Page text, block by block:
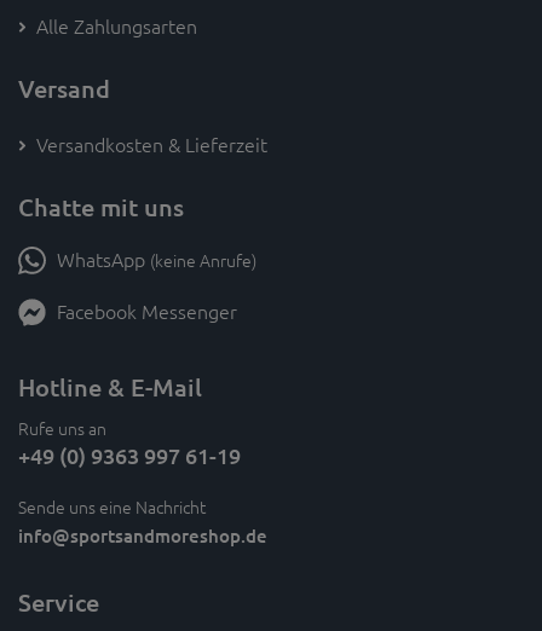
Alle Zahlungsarten
Versand
Versandkosten & Lieferzeit
Chatte mit uns
WhatsApp (keine Anrufe)
Facebook Messenger
Hotline & E-Mail
Rufe uns an
+49 (0) 9363 997 61-19
Sende uns eine Nachricht
info@sportsandmoreshop.de
Service